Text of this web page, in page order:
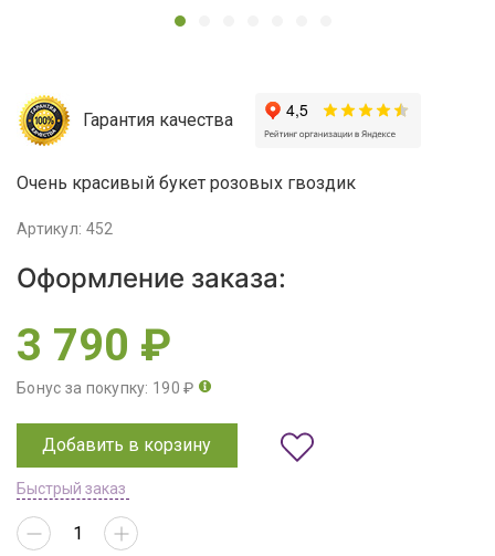
Гарантия качества
Очень красивый букет розовых гвоздик
Артикул: 452
Оформление заказа:
3 790 ₽
Бонус за покупку: 190 ₽
Добавить в корзину
Быстрый заказ